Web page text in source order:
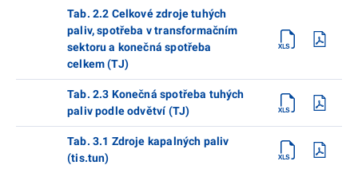
Tab. 2.2 Celkové zdroje tuhých
paliv, spotřeba v transformačním
sektoru a konečná spotřeba
celkem (TJ)
Tab. 2.3 Konečná spotřeba tuhých
paliv podle odvětví (TJ)
Tab. 3.1 Zdroje kapalných paliv
(tis.tun)